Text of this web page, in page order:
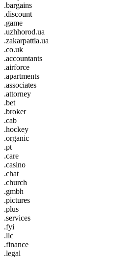
.bargains
.discount
.game
.uzhhorod.ua
.zakarpattia.ua
.co.uk
.accountants
.airforce
.apartments
.associates
.attorney
.bet
.broker
.cab
.hockey
.organic
.pt
.care
.casino
.chat
.church
.gmbh
.pictures
.plus
.services
.fyi
.llc
.finance
.legal